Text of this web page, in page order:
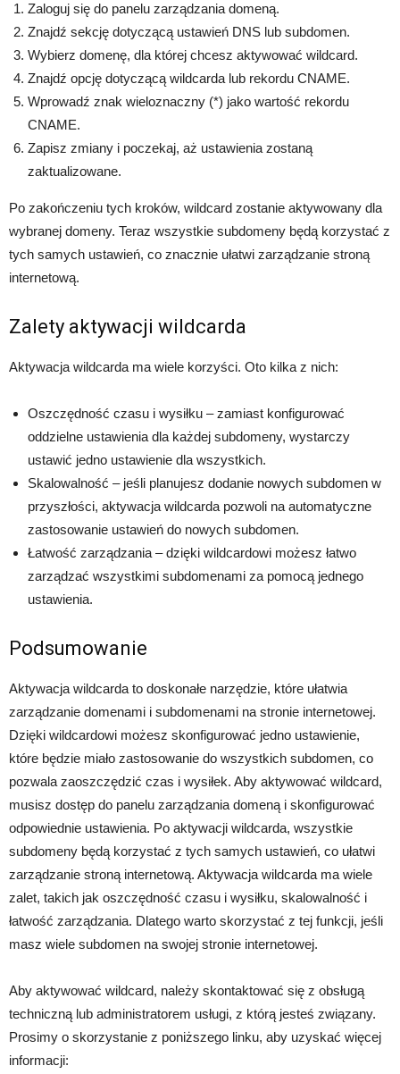
Zaloguj się do panelu zarządzania domeną.
Znajdź sekcję dotyczącą ustawień DNS lub subdomen.
Wybierz domenę, dla której chcesz aktywować wildcard.
Znajdź opcję dotyczącą wildcarda lub rekordu CNAME.
Wprowadź znak wieloznaczny (*) jako wartość rekordu
CNAME.
Zapisz zmiany i poczekaj, aż ustawienia zostaną
zaktualizowane.
Po zakończeniu tych kroków, wildcard zostanie aktywowany dla
wybranej domeny. Teraz wszystkie subdomeny będą korzystać z
tych samych ustawień, co znacznie ułatwi zarządzanie stroną
internetową.
Zalety aktywacji wildcarda
Aktywacja wildcarda ma wiele korzyści. Oto kilka z nich:
Oszczędność czasu i wysiłku – zamiast konfigurować
oddzielne ustawienia dla każdej subdomeny, wystarczy
ustawić jedno ustawienie dla wszystkich.
Skalowalność – jeśli planujesz dodanie nowych subdomen w
przyszłości, aktywacja wildcarda pozwoli na automatyczne
zastosowanie ustawień do nowych subdomen.
Łatwość zarządzania – dzięki wildcardowi możesz łatwo
zarządzać wszystkimi subdomenami za pomocą jednego
ustawienia.
Podsumowanie
Aktywacja wildcarda to doskonałe narzędzie, które ułatwia
zarządzanie domenami i subdomenami na stronie internetowej.
Dzięki wildcardowi możesz skonfigurować jedno ustawienie,
które będzie miało zastosowanie do wszystkich subdomen, co
pozwala zaoszczędzić czas i wysiłek. Aby aktywować wildcard,
musisz dostęp do panelu zarządzania domeną i skonfigurować
odpowiednie ustawienia. Po aktywacji wildcarda, wszystkie
subdomeny będą korzystać z tych samych ustawień, co ułatwi
zarządzanie stroną internetową. Aktywacja wildcarda ma wiele
zalet, takich jak oszczędność czasu i wysiłku, skalowalność i
łatwość zarządzania. Dlatego warto skorzystać z tej funkcji, jeśli
masz wiele subdomen na swojej stronie internetowej.
Aby aktywować wildcard, należy skontaktować się z obsługą
techniczną lub administratorem usługi, z którą jesteś związany.
Prosimy o skorzystanie z poniższego linku, aby uzyskać więcej
informacji: